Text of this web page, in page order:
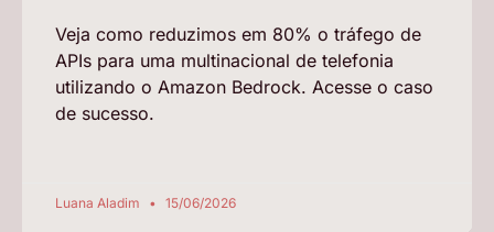
Veja como reduzimos em 80% o tráfego de
APIs para uma multinacional de telefonia
utilizando o Amazon Bedrock. Acesse o caso
de sucesso.
Luana Aladim 15/06/2026